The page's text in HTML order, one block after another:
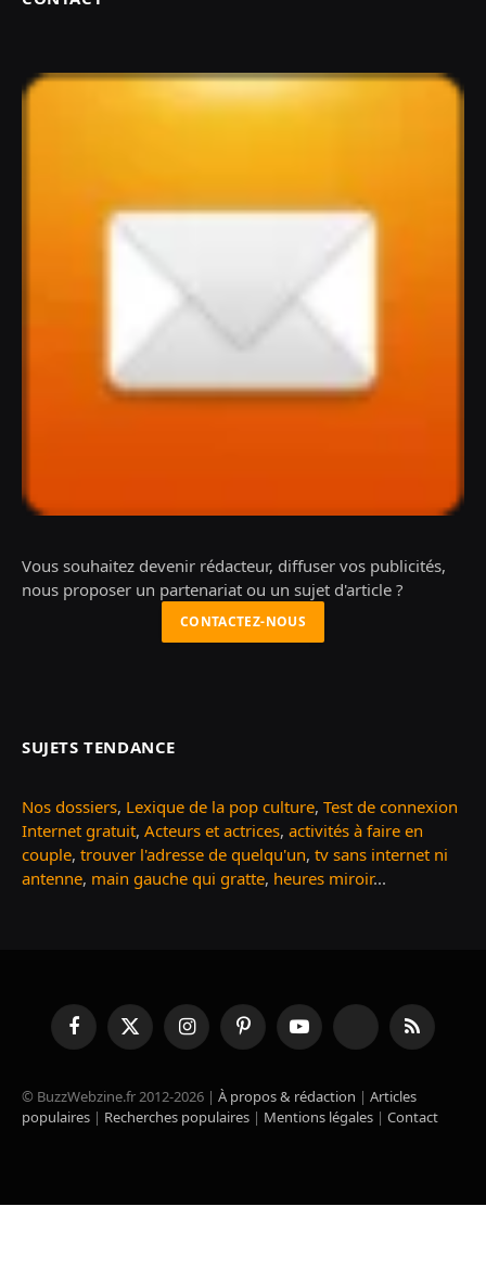
Vous souhaitez devenir rédacteur, diffuser vos publicités,
nous proposer un partenariat ou un sujet d'article ?
CONTACTEZ-NOUS
SUJETS TENDANCE
Nos dossiers, Lexique de la pop culture, Test de connexion
Internet gratuit, Acteurs et actrices, activités à faire en
couple, trouver l'adresse de quelqu'un, tv sans internet ni
antenne, main gauche qui gratte, heures miroir...
FacebookX
(Twitter)
InstagramPinterestYouTube TikTok RSS
© BuzzWebzine.fr 2012-2026 | À propos & rédaction | Articles
populaires | Recherches populaires | Mentions légales | Contact